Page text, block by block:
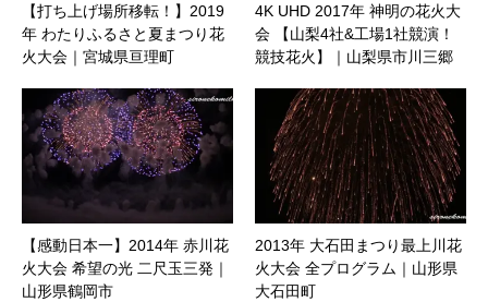
【打ち上げ場所移転！】2019
年 わたりふるさと夏まつり花
火大会｜宮城県亘理町
4K UHD 2017年 神明の花火大
会 【山梨4社&工場1社競演！
競技花火】｜山梨県市川三郷
【感動日本一】2014年 赤川花
火大会 希望の光 二尺玉三発｜
山形県鶴岡市
2013年 大石田まつり最上川花
火大会 全プログラム｜山形県
大石田町